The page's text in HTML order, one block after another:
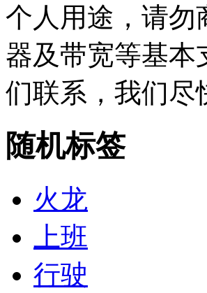
个人用途，请勿
器及带宽等基本
们联系，我们尽
随机标签
火龙
上班
行驶